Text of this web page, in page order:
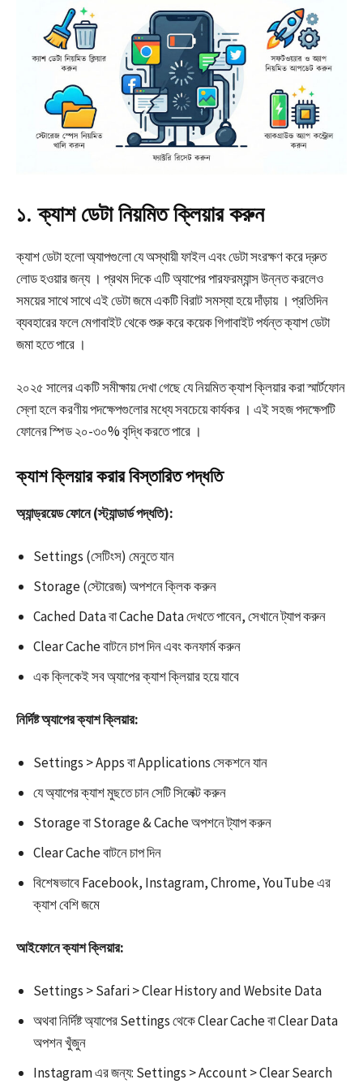
১. ক্যাশ ডেটা নিয়মিত ক্লিয়ার করুন
ক্যাশ ডেটা হলো অ্যাপগুলো যে অস্থায়ী ফাইল এবং ডেটা সংরক্ষণ করে দ্রুত
লোড হওয়ার জন্য । প্রথম দিকে এটি অ্যাপের পারফরম্যান্স উন্নত করলেও
সময়ের সাথে সাথে এই ডেটা জমে একটি বিরাট সমস্যা হয়ে দাঁড়ায় । প্রতিদিন
ব্যবহারের ফলে মেগাবাইট থেকে শুরু করে কয়েক গিগাবাইট পর্যন্ত ক্যাশ ডেটা
জমা হতে পারে ।​
২০২৫ সালের একটি সমীক্ষায় দেখা গেছে যে নিয়মিত ক্যাশ ক্লিয়ার করা স্মার্টফোন
স্লো হলে করণীয় পদক্ষেপগুলোর মধ্যে সবচেয়ে কার্যকর । এই সহজ পদক্ষেপটি
ফোনের স্পিড ২০-৩০% বৃদ্ধি করতে পারে ।​
ক্যাশ ক্লিয়ার করার বিস্তারিত পদ্ধতি
অ্যান্ড্রয়েড ফোনে (স্ট্যান্ডার্ড পদ্ধতি):
Settings (সেটিংস) মেনুতে যান
Storage (স্টোরেজ) অপশনে ক্লিক করুন
Cached Data বা Cache Data দেখতে পাবেন, সেখানে ট্যাপ করুন
Clear Cache বাটনে চাপ দিন এবং কনফার্ম করুন​
এক ক্লিকেই সব অ্যাপের ক্যাশ ক্লিয়ার হয়ে যাবে
নির্দিষ্ট অ্যাপের ক্যাশ ক্লিয়ার:
Settings > Apps বা Applications সেকশনে যান
যে অ্যাপের ক্যাশ মুছতে চান সেটি সিলেক্ট করুন
Storage বা Storage & Cache অপশনে ট্যাপ করুন
Clear Cache বাটনে চাপ দিন​
বিশেষভাবে Facebook, Instagram, Chrome, YouTube এর
ক্যাশ বেশি জমে
আইফোনে ক্যাশ ক্লিয়ার:
Settings > Safari > Clear History and Website Data
অথবা নির্দিষ্ট অ্যাপের Settings থেকে Clear Cache বা Clear Data
অপশন খুঁজুন
Instagram এর জন্য: Settings > Account > Clear Search